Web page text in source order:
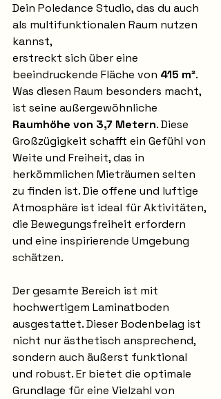
Dein Poledance Studio, das du auch
als multifunktionalen Raum nutzen
kannst,
erstreckt sich über eine
beeindruckende Fläche von 415 m².
Was diesen Raum besonders macht,
ist seine außergewöhnliche
Raumhöhe von 3,7 Metern. Diese
Großzügigkeit schafft ein Gefühl von
Weite und Freiheit, das in
herkömmlichen Mieträumen selten
zu finden ist. Die offene und luftige
Atmosphäre ist ideal für Aktivitäten,
die Bewegungsfreiheit erfordern
und eine inspirierende Umgebung
schätzen.
Der gesamte Bereich ist mit
hochwertigem Laminatboden
ausgestattet. Dieser Bodenbelag ist
nicht nur ästhetisch ansprechend,
sondern auch äußerst funktional
und robust. Er bietet die optimale
Grundlage für eine Vielzahl von